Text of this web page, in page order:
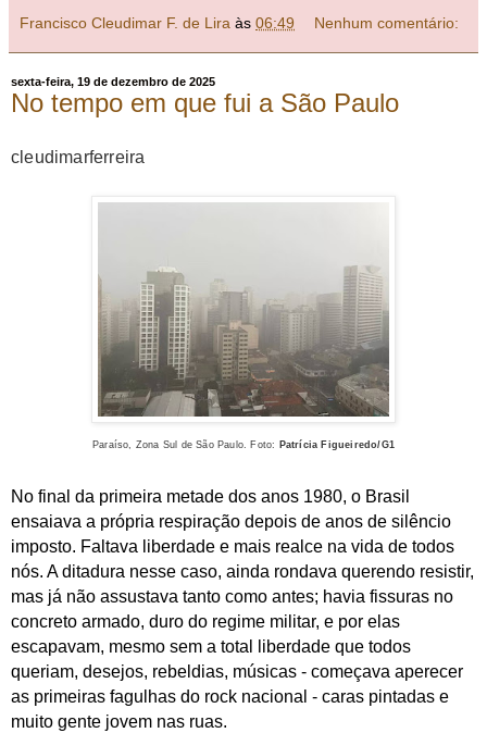
Francisco Cleudimar F. de Lira às 06:49 Nenhum comentário:
sexta-feira, 19 de dezembro de 2025
No tempo em que fui a São Paulo
cleudimarferreira
Paraíso, Zona Sul de São Paulo. Foto: Patrícia Figueiredo/G1
No final da primeira metade dos anos 1980, o Brasil
ensaiava a própria respiração depois de anos de silêncio
imposto. Faltava liberdade e mais realce na vida de todos
nós. A ditadura nesse caso, ainda rondava querendo resistir,
mas já não assustava tanto como antes; havia fissuras no
concreto armado, duro do regime militar, e por elas
escapavam, mesmo sem a total liberdade que todos
queriam, desejos, rebeldias, músicas - começava aperecer
as primeiras fagulhas do rock nacional - caras pintadas e
muito gente jovem nas ruas.